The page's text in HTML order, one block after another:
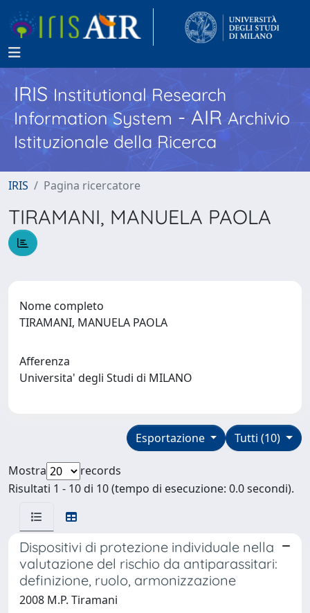
IRISInstitutional Research
Information System - AIR Archivio
Istituzionale della Ricerca
IRIS Pagina ricercatore
TIRAMANI, MANUELA PAOLA
Nome completo
TIRAMANI, MANUELA PAOLA
Afferenza
Universita' degli Studi di MILANO
Tutti (10)
Esportazione
Mostra
records
Risultati 1 - 10 di 10 (tempo di esecuzione: 0.0 secondi).
Dispositivi di protezione individuale nella
valutazione del rischio da antiparassitari:
definizione, ruolo, armonizzazione
2008 M.P. Tiramani